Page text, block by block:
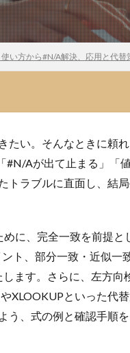
い方から#N/A解決、応用と代替
たい。そんなときに頼
#N/Aが出て止まる」「
トラブルに直面し、結
に、完全一致を前提と
ト、部分一致・近似一
ます。さらに、左方向
XLOOKUPといった代
う、式の例と確認手順